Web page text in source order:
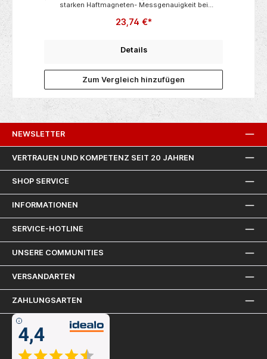
starken Haftmagneten- Messgenauigkeit bei
100 cm- patentierte Spiegellibelle - Draufsicht auf die
23,74 €*
Details
Zum Vergleich hinzufügen
NEWSLETTER
VERTRAUEN UND KOMPETENZ SEIT 20 JAHREN
SHOP SERVICE
INFORMATIONEN
SERVICE-HOTLINE
UNSERE COMMUNITIES
VERSANDARTEN
ZAHLUNGSARTEN